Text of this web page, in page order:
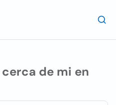
cerca de mi en